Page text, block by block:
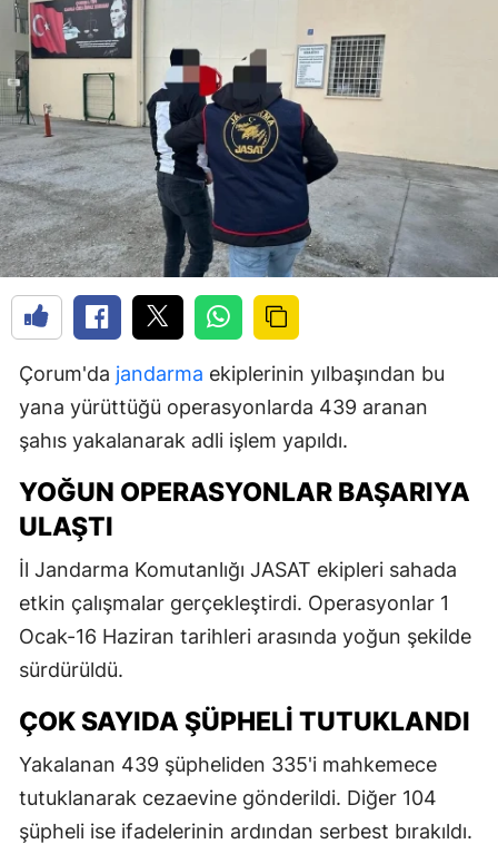
Çorum'da jandarma ekiplerinin yılbaşından bu
yana yürüttüğü operasyonlarda 439 aranan
şahıs yakalanarak adli işlem yapıldı.
YOĞUN OPERASYONLAR BAŞARIYA
ULAŞTI
İl Jandarma Komutanlığı JASAT ekipleri sahada
etkin çalışmalar gerçekleştirdi. Operasyonlar 1
Ocak-16 Haziran tarihleri arasında yoğun şekilde
sürdürüldü.
ÇOK SAYIDA ŞÜPHELI TUTUKLANDI
Yakalanan 439 şüpheliden 335'i mahkemece
tutuklanarak cezaevine gönderildi. Diğer 104
şüpheli ise ifadelerinin ardından serbest bırakıldı.